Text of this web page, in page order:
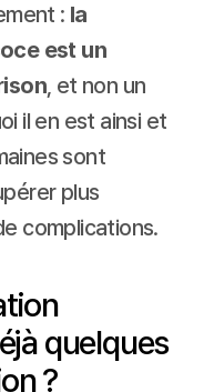
: la
est un
, et non un
il en est ainsi et
sont
plus
complications.
quelques
?